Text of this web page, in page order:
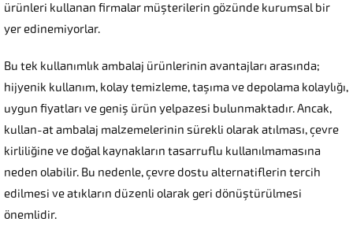
ürünleri kullanan firmalar müşterilerin gözünde kurumsal bir
yer edinemiyorlar.
Bu tek kullanımlık ambalaj ürünlerinin avantajları arasında;
hijyenik kullanım, kolay temizleme, taşıma ve depolama kolaylığı,
uygun fiyatları ve geniş ürün yelpazesi bulunmaktadır. Ancak,
kullan-at ambalaj malzemelerinin sürekli olarak atılması, çevre
kirliliğine ve doğal kaynakların tasarruflu kullanılmamasına
neden olabilir. Bu nedenle, çevre dostu alternatiflerin tercih
edilmesi ve atıkların düzenli olarak geri dönüştürülmesi
önemlidir.